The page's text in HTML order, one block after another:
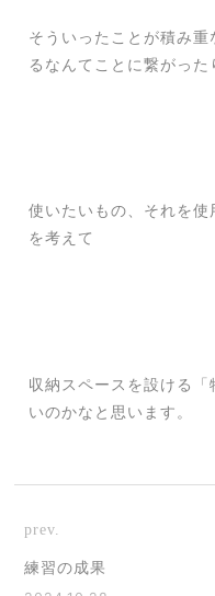
そういったことが積み重
るなんてことに繋がった
使いたいもの、それを
を考えて
収納スペースを設ける
いのかなと思います。
prev.
練習の成果